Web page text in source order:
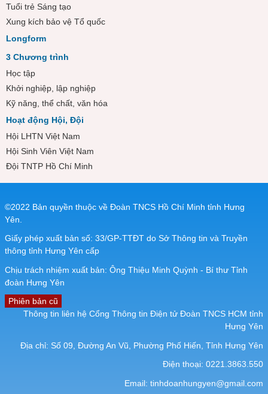
Tuổi trẻ Sáng tạo
Xung kích bảo vệ Tổ quốc
Longform
3 Chương trình
Học tập
Khởi nghiệp, lập nghiệp
Kỹ năng, thể chất, văn hóa
Hoạt động Hội, Đội
Hội LHTN Việt Nam
Hội Sinh Viên Việt Nam
Đội TNTP Hồ Chí Minh
©2022 Bản quyền thuộc về Đoàn TNCS Hồ Chí Minh tỉnh Hưng
Yên.
Giấy phép xuất bản số: 33/GP-TTĐT do Sở Thông tin và Truyền
thông tỉnh Hưng Yên cấp
Chịu trách nhiệm xuất bản: Ông Thiệu Minh Quỳnh - Bí thư Tỉnh
đoàn Hưng Yên
Phiên bản cũ
Thông tin liên hệ Cổng Thông tin Điện tử Đoàn TNCS HCM tỉnh
Hưng Yên
Địa chỉ: Số 09, Đường An Vũ, Phường Phố Hiến, Tỉnh Hưng Yên
Điện thoại: 0221.3863.550
Email: tinhdoanhungyen@gmail.com